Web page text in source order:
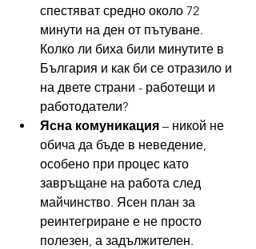
спестяват средно около 72
минути на ден от пътуване.
Колко ли биха били минутите в
България и как би се отразило и
на двете страни - работещи и
работодатели?
Ясна комуникация – никой не
обича да бъде в неведение,
особено при процес като
завръщане на работа след
майчинство. Ясен план за
реинтегриране е не просто
полезен, а задължителен.